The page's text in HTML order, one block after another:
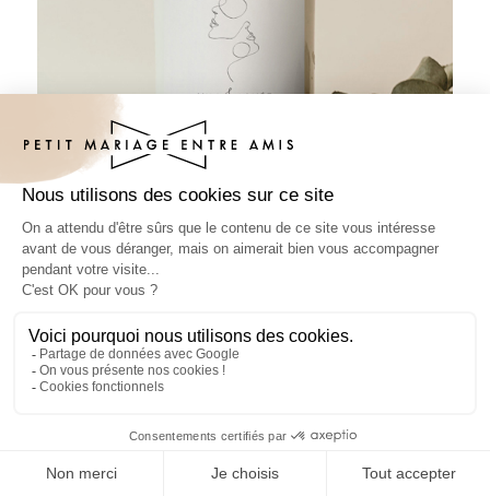
Sticker bouteille mariage Linéus